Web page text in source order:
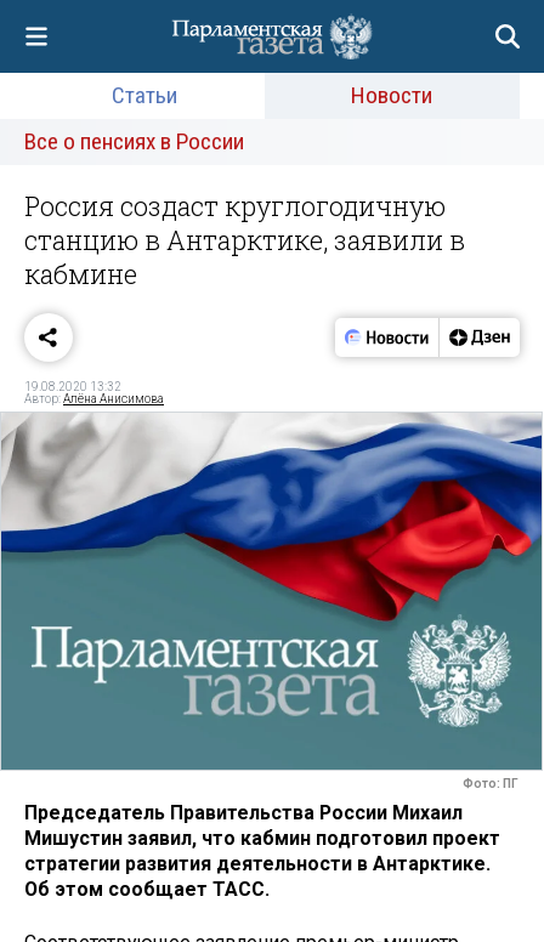
Статьи
Новости
Все о пенсиях в России
Россия создаст круглогодичную
станцию в Антарктике, заявили в
кабмине
19.08.2020 13:32
Автор:Алёна Анисимова
Фото: ПГ
Председатель Правительства России Михаил
Мишустин заявил, что кабмин подготовил проект
стратегии развития деятельности в Антарктике.
Об этом сообщает ТАСС.